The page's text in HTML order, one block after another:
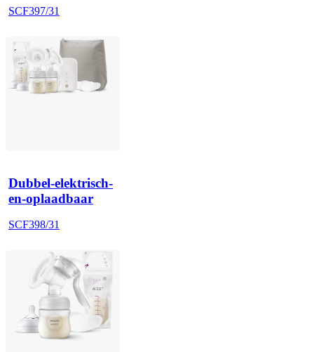
SCF397/31
Dubbel-elektrisch-
en-oplaadbaar
SCF398/31